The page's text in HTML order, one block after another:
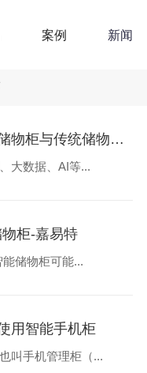
案例 新闻
企业智能储物柜与传统储物柜的不同有哪些-嘉易特
大数据、AI等...
柜-嘉易特
储物柜可能...
用智能手机柜
叫手机管理柜（...